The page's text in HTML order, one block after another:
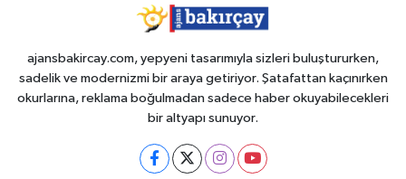
ajansbakircay.com, yepyeni tasarımıyla sizleri buluştururken,
sadelik ve modernizmi bir araya getiriyor. Şatafattan kaçınırken
okurlarına, reklama boğulmadan sadece haber okuyabilecekleri
bir altyapı sunuyor.